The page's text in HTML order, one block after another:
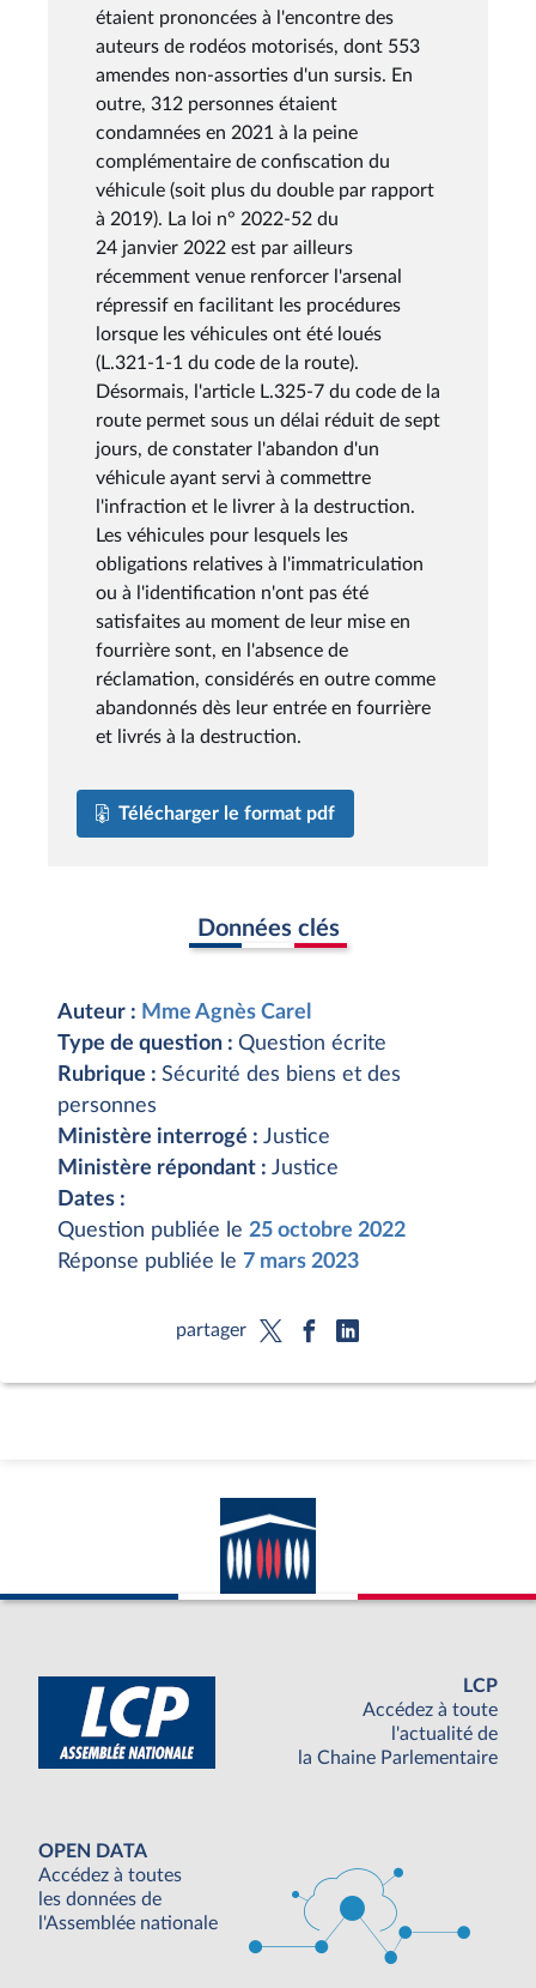
étaient prononcées à l'encontre des
auteurs de rodéos motorisés, dont 553
amendes non-assorties d'un sursis. En
outre, 312 personnes étaient
condamnées en 2021 à la peine
complémentaire de confiscation du
véhicule (soit plus du double par rapport
à 2019). La loi n° 2022-52 du
24 janvier 2022 est par ailleurs
récemment venue renforcer l'arsenal
répressif en facilitant les procédures
lorsque les véhicules ont été loués
(L.321-1-1 du code de la route).
Désormais, l'article L.325-7 du code de la
route permet sous un délai réduit de sept
jours, de constater l'abandon d'un
véhicule ayant servi à commettre
l'infraction et le livrer à la destruction.
Les véhicules pour lesquels les
obligations relatives à l'immatriculation
ou à l'identification n'ont pas été
satisfaites au moment de leur mise en
fourrière sont, en l'absence de
réclamation, considérés en outre comme
abandonnés dès leur entrée en fourrière
et livrés à la destruction.
Télécharger le format pdf
Données clés
Auteur : Mme Agnès Carel
Type de question : Question écrite
Rubrique : Sécurité des biens et des
personnes
Ministère interrogé : Justice
Ministère répondant : Justice
Dates :
Question publiée le 25 octobre 2022
Réponse publiée le 7 mars 2023
partager
LCP
Accédez à toute
l'actualité de
la Chaine Parlementaire
OPEN DATA
Accédez à toutes
les données de
l'Assemblée nationale